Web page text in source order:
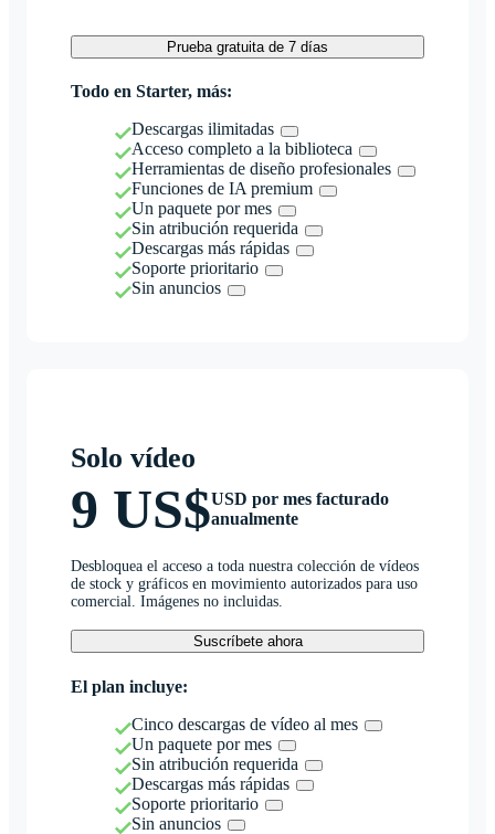
Prueba gratuita de 7 días
Todo en Starter, más:
Descargas ilimitadas
Acceso completo a la biblioteca
Herramientas de diseño profesionales
Funciones de IA premium
Un paquete por mes
Sin atribución requerida
Descargas más rápidas
Soporte prioritario
Sin anuncios
Solo vídeo
9 US$USD por mes facturado
anualmente
Desbloquea el acceso a toda nuestra colección de vídeos
de stock y gráficos en movimiento autorizados para uso
comercial. Imágenes no incluidas.
Suscríbete ahora
El plan incluye:
Cinco descargas de vídeo al mes
Un paquete por mes
Sin atribución requerida
Descargas más rápidas
Soporte prioritario
Sin anuncios